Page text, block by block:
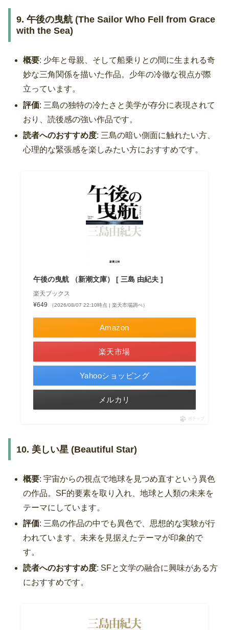
9. 午後の曳航 (The Sailor Who Fell from Grace
with the Sea)
概要: 少年と母親、そして船乗りとの間に生まれる奇
妙な三角関係を描いた作品。少年の冷徹な視点が際
立っています。
評価: 三島の独特の冷たさと美学が存分に表現されて
おり、読後感の強い作品です。
読者へのおすすめ度: 三島の暗い側面に触れたい方、
心理的な緊張感を楽しみたい方におすすめです。
午後の曳航 （新潮文庫） [ 三島 由紀夫 ]
楽天ブックス
¥649
（2026/08/07 22:10時点 | 楽天市場調べ）
Amazon
楽天市場
Yahooショッピング
メルカリ
ポチップ
10. 美しい星 (Beautiful Star)
概要: 宇宙からの視点で地球を見つめ直すという異色
の作品。SF的要素を取り入れ、地球と人類の未来を
テーマにしています。
評価: 三島の作品の中でも異色で、思想的な実験が行
われています。未来を見据えたテーマが印象的で
す。
読者へのおすすめ度: SFと文学の融合に興味がある方
におすすめです。